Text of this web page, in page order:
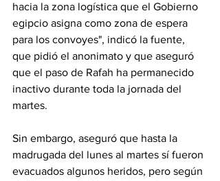
hacia la zona logística que el Gobierno
egipcio asigna como zona de espera
para los convoyes", indicó la fuente,
que pidió el anonimato y que aseguró
que el paso de Rafah ha permanecido
inactivo durante toda la jornada del
martes.
Sin embargo, aseguró que hasta la
madrugada del lunes al martes sí fueron
evacuados algunos heridos, pero según